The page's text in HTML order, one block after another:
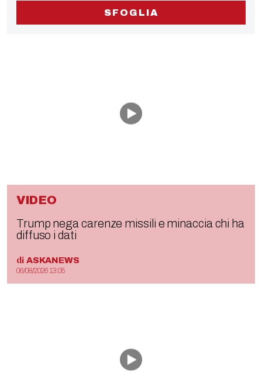
SFOGLIA
VIDEO
Trump nega carenze missili e minaccia chi ha
diffuso i dati
di ASKANEWS
06/08/2026 13:05